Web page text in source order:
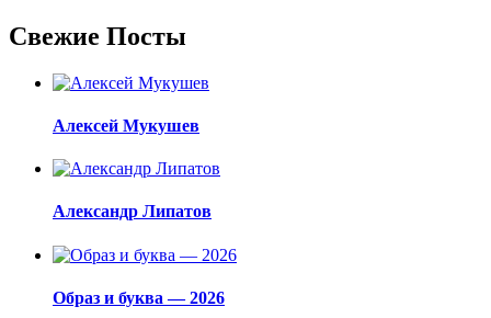
Свежие Посты
Алексей Мукушев
Александр Липатов
Образ и буква — 2026